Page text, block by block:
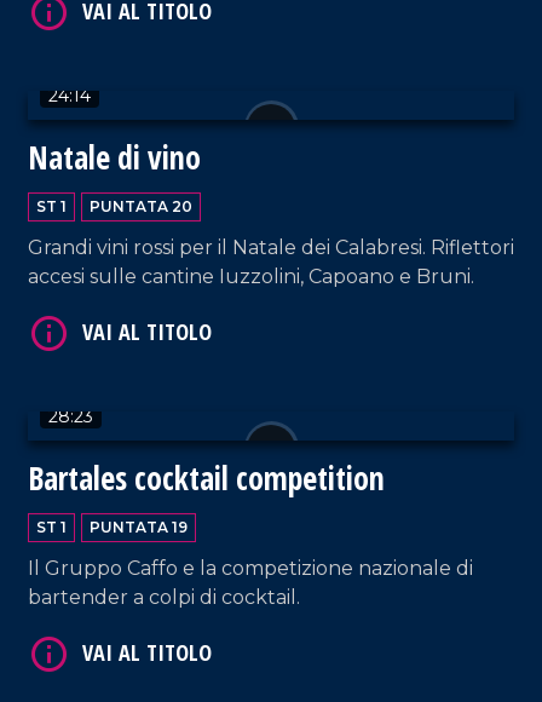
24:14
Natale di vino
ST 1 PUNTATA 20
Grandi vini rossi per il Natale dei Calabresi. Riflettori
accesi sulle cantine Iuzzolini, Capoano e Bruni.
28:23
Bartales cocktail competition
ST 1 PUNTATA 19
Il Gruppo Caffo e la competizione nazionale di
bartender a colpi di cocktail.
VAI AL TITOLO